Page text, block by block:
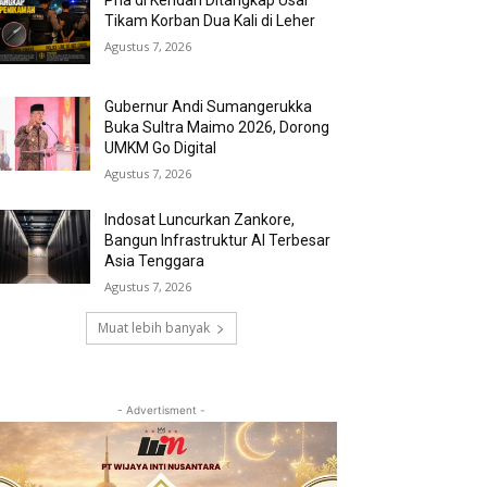
Tikam Korban Dua Kali di Leher
Agustus 7, 2026
Gubernur Andi Sumangerukka
Buka Sultra Maimo 2026, Dorong
UMKM Go Digital
Agustus 7, 2026
Indosat Luncurkan Zankore,
Bangun Infrastruktur AI Terbesar
Asia Tenggara
Agustus 7, 2026
Muat lebih banyak
- Advertisment -